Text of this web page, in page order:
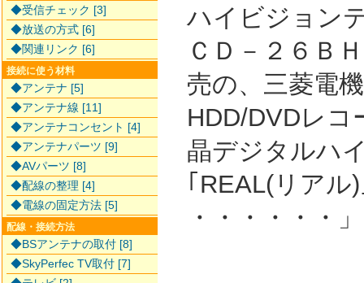
ハイビジョン
ＣＤ－２６Ｂ
売の、三菱電
HDD/DVDレコ
晶デジタルハ
｢REAL(リアル
・・・・・・」
◆受信チェック [3]
◆放送の方式 [6]
◆関連リンク [6]
接続に使う材料
◆アンテナ [5]
◆アンテナ線 [11]
◆アンテナコンセント [4]
◆アンテナパーツ [9]
◆AVパーツ [8]
◆配線の整理 [4]
◆電線の固定方法 [5]
配線・接続方法
◆BSアンテナの取付 [8]
◆SkyPerfec TV取付 [7]